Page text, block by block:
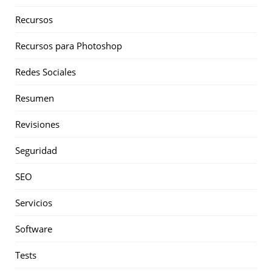
Recursos
Recursos para Photoshop
Redes Sociales
Resumen
Revisiones
Seguridad
SEO
Servicios
Software
Tests